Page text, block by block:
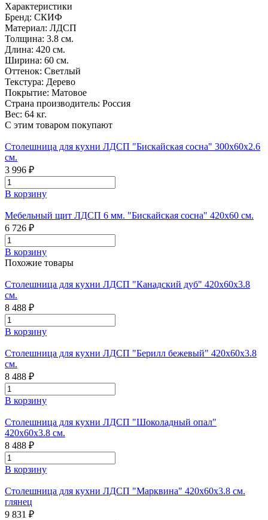
Характеристики
Бренд: СКИФ
Материал: ЛДСП
Толщина: 3.8 см.
Длина: 420 см.
Ширина: 60 см.
Оттенок: Светлый
Текстура: Дерево
Покрытие: Матовое
Страна производитель: Россия
Вес: 64 кг.
С этим товаром покупают
Столешница для кухни ЛДСП "Бискайская сосна" 300x60x2.6
см.
3 996 ₽
В корзину
Мебельный щит ЛДСП 6 мм. "Бискайская сосна" 420х60 см.
6 726 ₽
В корзину
Похожие товары
Столешница для кухни ЛДСП "Канадский дуб" 420x60x3.8
см.
8 488 ₽
В корзину
Столешница для кухни ЛДСП "Берилл бежевый" 420x60x3.8
см.
8 488 ₽
В корзину
Столешница для кухни ЛДСП "Шоколадный опал"
420x60x3.8 см.
8 488 ₽
В корзину
Столешница для кухни ЛДСП "Марквина" 420x60x3.8 см.
глянец
9 831 ₽